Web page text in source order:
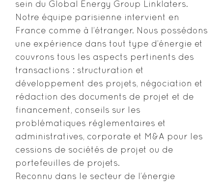
sein du Global Energy Group Linklaters.
Notre équipe parisienne intervient en
France comme à l’étranger. Nous possédons
une expérience dans tout type d’énergie et
couvrons tous les aspects pertinents des
transactions : structuration et
développement des projets, négociation et
rédaction des documents de projet et de
financement, conseils sur les
problématiques réglementaires et
administratives, corporate et M&A pour les
cessions de sociétés de projet ou de
portefeuilles de projets.
Reconnu dans le secteur de l’énergie